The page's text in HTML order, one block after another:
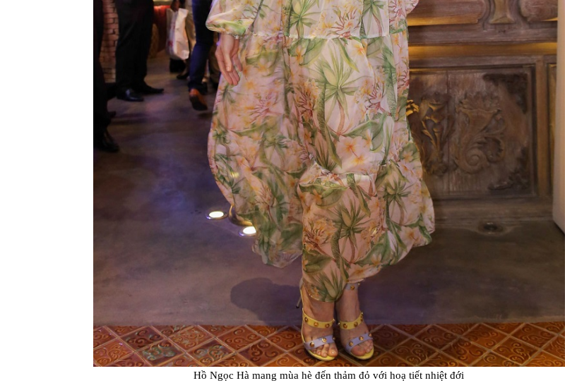
Hồ Ngọc Hà mang mùa hè đến thảm đỏ với hoạ tiết nhiệt đới